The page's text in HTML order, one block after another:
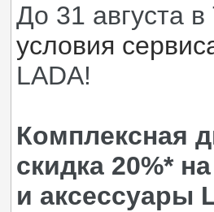
До 31
условия
LADA!
Комплексная
скидка 20%*
и аксессуары